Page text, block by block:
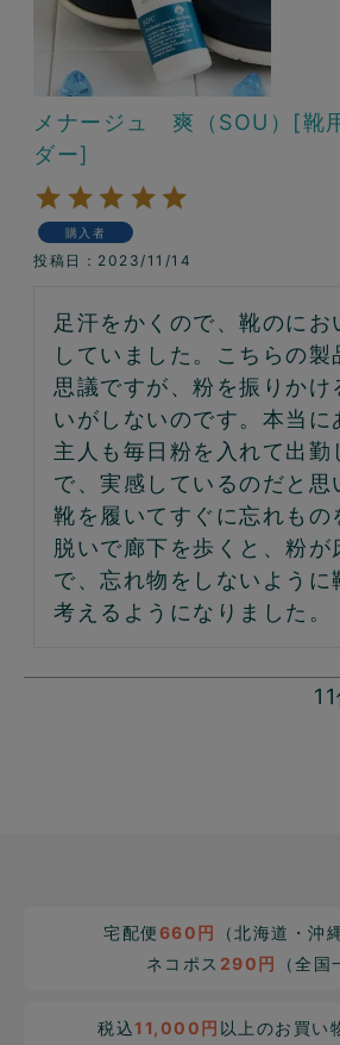
メナージュ 爽（SOU）[靴
ダー]
購入者
投稿日 2023/11/14
足汗をかくので、靴のにお
していました。こちらの製
思議ですが、粉を振りかけ
いがしないのです。本当に
主人も毎日粉を入れて出勤
で、実感しているのだと思
靴を履いてすぐに忘れもの
脱いで廊下を歩くと、粉が
で、忘れ物をしないように
考えるようになりました。
11
宅配便660円
（北海道・沖
ネコポス 290円 （全国
税込11,000円 以上のお買い